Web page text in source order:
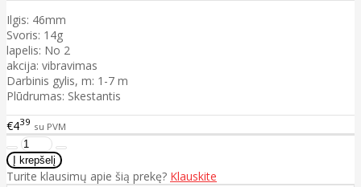
Ilgis: 46mm
Svoris: 14g
lapelis: No 2
akcija: vibravimas
Darbinis gylis, m: 1-7 m
Plūdrumas: Skestantis
€439 su PVM
Turite klausimų apie šią prekę? Klauskite